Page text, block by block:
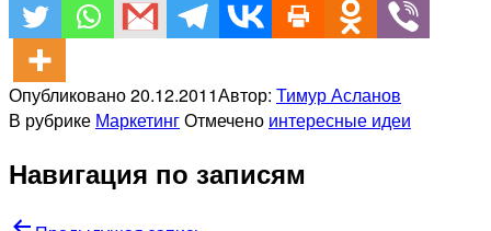
Опубликовано20.12.2011Автор: Тимур Асланов
В рубрике МаркетингОтмечено интересные идеи
Навигация по записям